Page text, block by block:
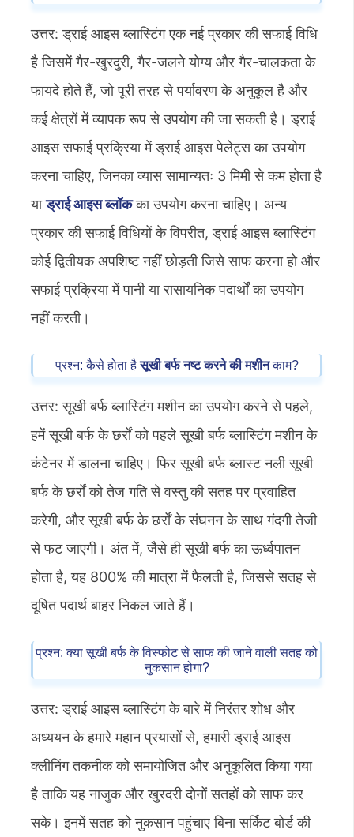
उत्तर: ड्राई आइस ब्लास्टिंग एक नई प्रकार की सफाई विधि
है जिसमें गैर-खुरदुरी, गैर-जलने योग्य और गैर-चालकता के
फायदे होते हैं, जो पूरी तरह से पर्यावरण के अनुकूल है और
कई क्षेत्रों में व्यापक रूप से उपयोग की जा सकती है। ड्राई
आइस सफाई प्रक्रिया में ड्राई आइस पेलेट्स का उपयोग
करना चाहिए, जिनका व्यास सामान्यतः 3 मिमी से कम होता है
याड्राई आइस ब्लॉकका उपयोग करना चाहिए। अन्य
प्रकार की सफाई विधियों के विपरीत, ड्राई आइस ब्लास्टिंग
कोई द्वितीयक अपशिष्ट नहीं छोड़ती जिसे साफ करना हो और
सफाई प्रक्रिया में पानी या रासायनिक पदार्थों का उपयोग
नहीं करती।
प्रश्न: कैसे होता हैसूखी बर्फ नष्ट करने की मशीनकाम?
उत्तर: सूखी बर्फ ब्लास्टिंग मशीन का उपयोग करने से पहले,
हमें सूखी बर्फ के छर्रों को पहले सूखी बर्फ ब्लास्टिंग मशीन के
कंटेनर में डालना चाहिए। फिर सूखी बर्फ ब्लास्ट नली सूखी
बर्फ के छर्रों को तेज गति से वस्तु की सतह पर प्रवाहित
करेगी, और सूखी बर्फ के छर्रों के संघनन के साथ गंदगी तेजी
से फट जाएगी। अंत में, जैसे ही सूखी बर्फ का ऊर्ध्वपातन
होता है, यह 800% की मात्रा में फैलती है, जिससे सतह से
दूषित पदार्थ बाहर निकल जाते हैं।
प्रश्न: क्या सूखी बर्फ के विस्फोट से साफ की जाने वाली सतह को
नुकसान होगा?
उत्तर: ड्राई आइस ब्लास्टिंग के बारे में निरंतर शोध और
अध्ययन के हमारे महान प्रयासों से, हमारी ड्राई आइस
क्लीनिंग तकनीक को समायोजित और अनुकूलित किया गया
है ताकि यह नाजुक और खुरदरी दोनों सतहों को साफ कर
सके। इनमें सतह को नुकसान पहुंचाए बिना सर्किट बोर्ड की